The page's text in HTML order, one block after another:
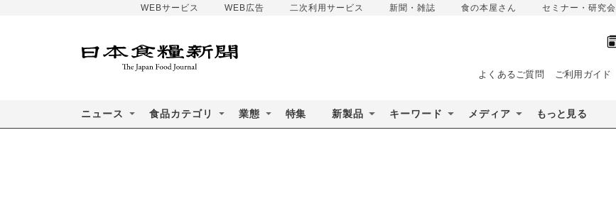
WEBサービス WEB広告 二次利用サービス 新聞・雑誌 食の本屋さん セミナー・研究会
よくあるご質問 ご利用ガイド
ニュース 食品カテゴリ 業態 特集 新製品 キーワード メディア もっと見る